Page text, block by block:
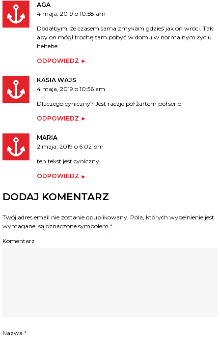
AGA
4 maja, 2019 o 10:58 am
Dodałbym, że czasem sama zmykam gdzieś jak on wróci. Tak
aby on mógł trochę sam pobyć w domu w normalnym życiu
hehehe
ODPOWIEDZ
KASIA WAJS
4 maja, 2019 o 10:56 am
Dlaczego cyniczny? Jest raczje pół żartem pół serio.
ODPOWIEDZ
MARIA
2 maja, 2019 o 6:02 pm
ten tekst jest cyniczny
ODPOWIEDZ
DODAJ KOMENTARZ
Twój adres email nie zostanie opublikowany. Pola, których wypełnienie jest
wymagane, są oznaczone symbolem *
Komentarz
Nazwa *